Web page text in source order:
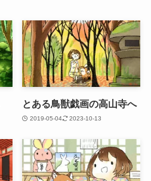
とある鳥獣戯画の高山寺へ
2019-05-04 2023-10-13